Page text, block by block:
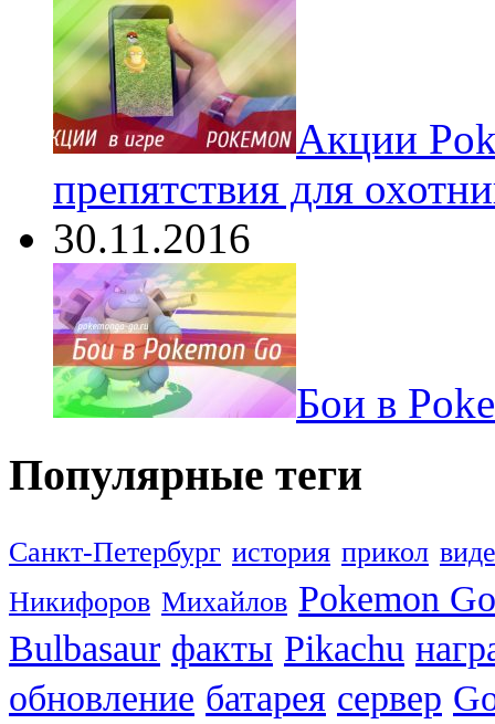
Акции
препятствия для
30.11.2016
Бои в
Популярные теги
Санкт-Петербург история прикол
Никифоров Михайлов Pokemon Go
Bulbasaur факты Pikachu
обновление батарея сервер